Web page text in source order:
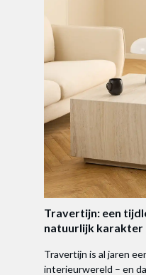
Travertijn: een
natuurlijk karakter
Travertijn is al jaren
interieurwereld – en